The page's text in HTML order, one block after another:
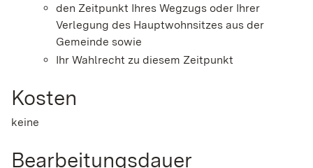
den Zeitpunkt Ihres Wegzugs oder Ihrer
Verlegung des Hauptwohnsitzes aus der
Gemeinde sowie
Ihr Wahlrecht zu diesem Zeitpunkt
Kosten
keine
Bearbeitungsdauer